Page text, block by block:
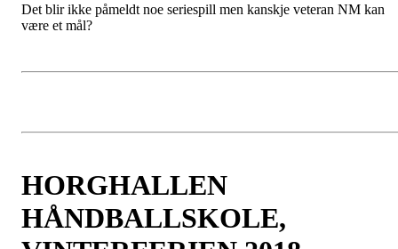
Det blir ikke påmeldt noe seriespill men kanskje veteran NM kan
være et mål?
HORGHALLEN
HÅNDBALLSKOLE,